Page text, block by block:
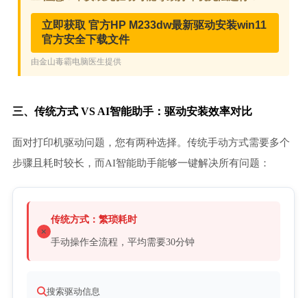
三、传统方式 VS AI智能助手：驱动安装效率对比
面对打印机驱动问题，您有两种选择。传统手动方式需要多个
步骤且耗时较长，而AI智能助手能够一键解决所有问题：
传统方式：繁琐耗时
手动操作全流程，平均需要30分钟
搜索驱动信息